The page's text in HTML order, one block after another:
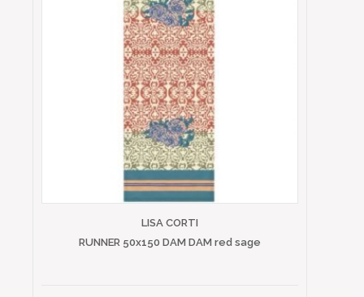
LISA CORTI
RUNNER 50x150 DAM DAM red sage